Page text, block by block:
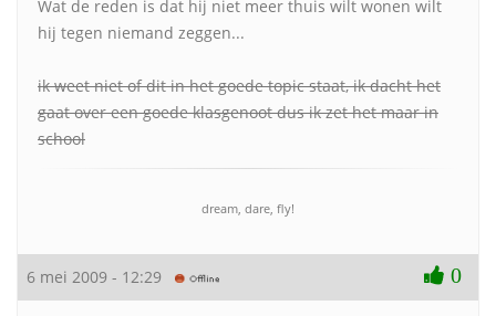
Wat de reden is dat hij niet meer thuis wilt wonen wilt
hij tegen niemand zeggen...
ik weet niet of dit in het goede topic staat, ik dacht het
gaat over een goede klasgenoot dus ik zet het maar in
school
dream, dare, fly!
6 mei 2009 - 12:29 0